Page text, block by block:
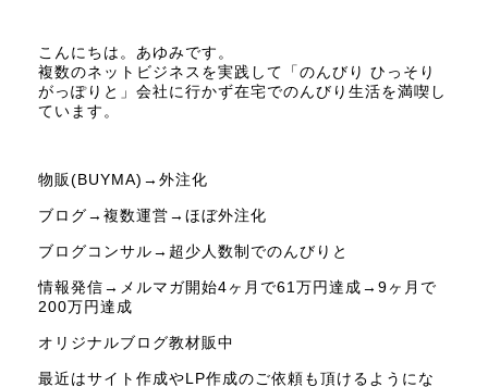
こんにちは。あゆみです。
複数のネットビジネスを実践して「のんびり ひっそり
がっぽりと」会社に行かず在宅でのんびり生活を満喫し
ています。
物販(BUYMA)→外注化
ブログ→複数運営→ほぼ外注化
ブログコンサル→超少人数制でのんびりと
情報発信→メルマガ開始4ヶ月で61万円達成→9ヶ月で
200万円達成
オリジナルブログ教材販中
最近はサイト作成やLP作成のご依頼も頂けるようにな